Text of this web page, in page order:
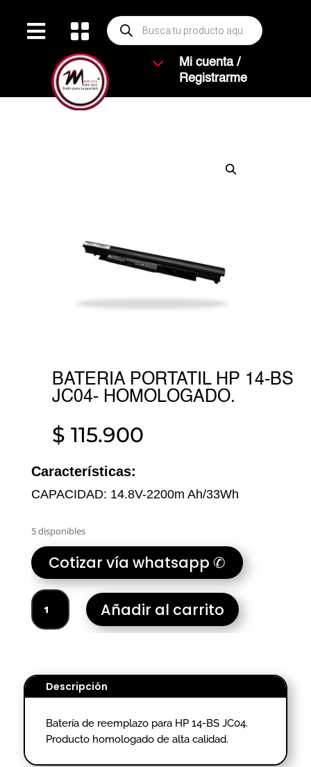
  Búsqueda
de
productos
3
Mi cuenta /
Registrarme
BATERIA PORTATIL HP 14-BS
JC04- HOMOLOGADO.
$ 115.900
Características:
CAPACIDAD: 14.8V-2200m Ah/33Wh
5 disponibles
Cotizar vía whatsapp ✆
BATERIA
PORTATIL
HP
JC04-
HOMOLOGADO.
Añadir al carrito
Descripción
Batería de reemplazo para HP 14-BS JC04.
Producto homologado de alta calidad.